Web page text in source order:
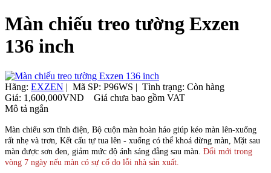
Màn chiếu treo tường Exzen
136 inch
Hãng: EXZEN | Mã SP: P96WS | Tình trạng: Còn hàng
Giá: 1,600,000VND
Giá chưa bao gồm VAT
Mô tả ngắn
Màn chiếu sơn tĩnh điện, Bộ cuộn màn hoàn hảo giúp kéo màn lên-xuống
rất nhẹ và trơn, Kết cấu tự tua lên - xuống có thể khoá dừng màn, Mặt sau
màn được sơn đen, giảm mức độ ánh sáng đằng sau màn. Đổi mới trong
vòng 7 ngày nếu màn có sự cố do lỗi nhà sản xuất.